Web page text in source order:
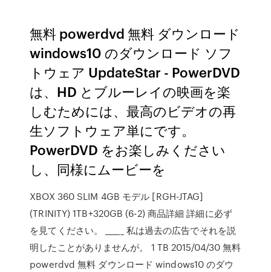
無料 powerdvd 無料 ダウンロード
windows10 のダウンロード ソフ
トウェア UpdateStar - PowerDVD
は、HD とブルーレイの映画を楽
しむためには、最高のビデオの再
生ソフトウェア単にです。
PowerDVD をお楽しみください
し、同様にムービーを
XBOX 360 SLIM 4GB モデル [RGH-JTAG]
(TRINITY) 1TB+320GB (6-2) 商品詳細 詳細に必ず
を見てください。 _____ 私は過去の広告でそれを説
明したことがありませんが。 1 TB 2015/04/30 無料
powerdvd 無料 ダウンロード windows10 のダウ